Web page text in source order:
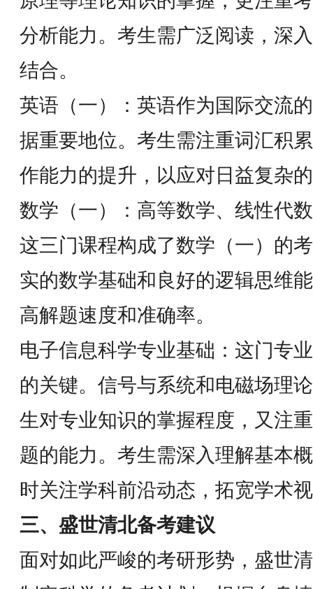
分析能力。考生需广泛阅读，深
结合。
英语（一）：英语作为国际交流
据重要地位。考生需注重词汇积
作能力的提升，以应对日益复杂
数学（一）：高等数学、线性代
这三门课程构成了数学（一）的
实的数学基础和良好的逻辑思维
高解题速度和准确率。
电子信息科学专业基础：这门专
的关键。信号与系统和电磁场理
生对专业知识的掌握程度，又注
题的能力。考生需深入理解基本
时关注学科前沿动态，拓宽学术
三、盛世清北备考建议
面对如此严峻的考研形势，盛世